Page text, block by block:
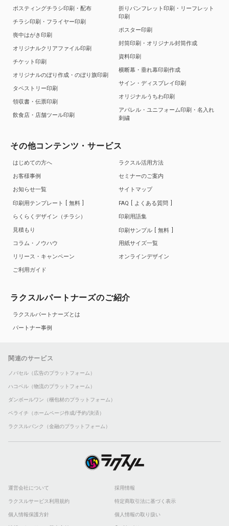
ポスティングチラシ印刷・配布
チラシ印刷・フライヤー印刷
喪中はがき印刷
オリジナルクリアファイル印刷
チケット印刷
オリジナルのぼり作成・のぼり旗印刷
タペストリー印刷
領収書・伝票印刷
飲食店・店舗ツール印刷
折りパンフレット印刷・リーフレット
印刷
ポスター印刷
封筒印刷・オリジナル封筒作成
資料印刷
横断幕・垂れ幕印刷作成
サイン・ディスプレイ印刷
オリジナルうちわ印刷
アパレル・ユニフォーム印刷・名入れ
刺繍
その他コンテンツ・サービス
はじめての方へ
お客様事例
お知らせ一覧
印刷用テンプレート
無料
らくらくデザイン（チラシ）
見積もり
コラム・ノウハウ
リリース・キャンペーン
ご利用ガイド
ラクスル活用方法
セミナーのご案内
サイトマップ
FAQ
よくある質問
印刷用語集
印刷サンプル
無料
用紙サイズ一覧
オンラインデザイン
ラクスルパートナーズのご紹介
ラクスルパートナーズとは
パートナー事例
関連のサービス
ノバセル（広告のプラットフォーム）
ハコベル（物流のプラットフォーム）
ダンボールワン（梱包材のプラットフォーム）
ペライチ（ホームページ作成/予約/決済）
ラクスルバンク（金融のプラットフォーム）
運営会社について 採用情報
ラクスルサービス利用規約 特定商取引法に基づく表示
個人情報保護方針 個人情報の取り扱い